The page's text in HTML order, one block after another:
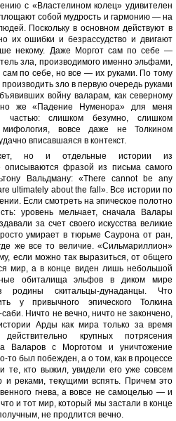
с «Властелином колец» удивителен
собой мудрость и гармонию — на
Поскольку в основном действуют в
их ошибки и безрассудство и двигают
некому. Даже Моргот сам по себе —
зла, производимого именно эльфами,
сам по себе, но все — их руками. По тому
зло в первую очередь руками
войну валарам, как северному
же «Падение Нуменора» для меня
частью: слишком безумно, слишком
мифология, вовсе даже не Толкином
вписавшаяся в контекст.
но и отдельные истории из
описываются фразой из письма самого
Вальдману: «There cannot be any
ultimately about the fall». Все истории по
Если смотреть на эпическое полотно
уровень мельчает, сначала Валары
за счет своего искусства великие
умирает в тюрьме Саурона от ран,
же все то величие. «Сильмариллион»
если можно так выразиться, от общего
мир, а в конце виден лишь небольшой
обиталища эльфов в диком мире
родины скитальцы-дунаданцы. Что
у привычного эпического Толкина
Ничто не вечно, ничто не закончено,
Арды как мира только за время
крупных потрясения
Валаров с Морготом и уничтожение
то был побежден, а о том, как в процессе
те, кто выжил, увидели его уже совсем
и реками, текущими вспять. Причем это
гнева, а вовсе не самоцелью — и
и тот мир, который мы застали в конце
не продлится вечно.